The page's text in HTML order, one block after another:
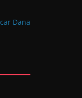
Dana